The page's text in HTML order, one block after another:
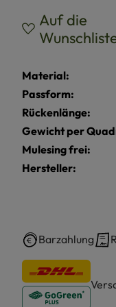
Auf die
Material:
Passform:
Rückenlänge:
Gewicht per
Mulesing frei:
Hersteller:
Barzahlung